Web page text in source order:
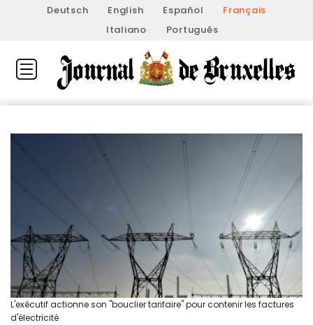
Deutsch English Español
Français
Italiano
Português
L'exécutif actionne son "bouclier tarifaire" pour contenir les factures
d'électricité